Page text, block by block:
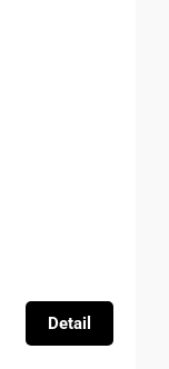
Detail